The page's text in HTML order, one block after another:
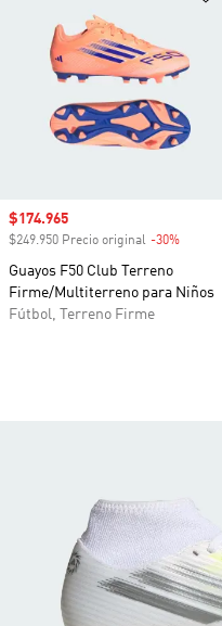
Precio de venta
$174.965
$249.950 Precio original -30%
Guayos F50 Club Terreno
Firme/Multiterreno para Niños
Fútbol, Terreno Firme